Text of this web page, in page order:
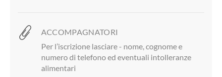
ACCOMPAGNATORI
Per l’iscrizione lasciare - nome, cognome e
numero di telefono ed eventuali intolleranze
alimentari